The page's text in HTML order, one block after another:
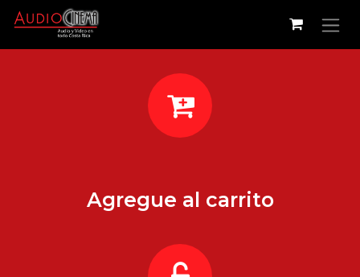
Ir al contenido
Agregue al carrito